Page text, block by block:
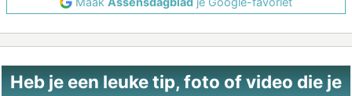
Heb je een leuke tip, foto of video die je